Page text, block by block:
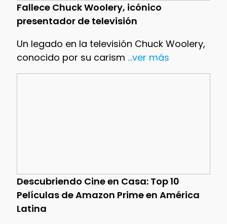
Fallece Chuck Woolery, icónico
presentador de televisión
Un legado en la televisión Chuck Woolery,
conocido por su carism ...ver más
Descubriendo Cine en Casa: Top 10
Películas de Amazon Prime en América
Latina